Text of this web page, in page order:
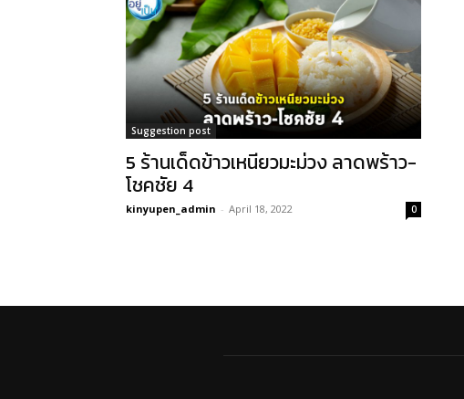
Suggestion post
5 ร้านเด็ดข้าวเหนียวมะม่วง ลาดพร้าว-
โชคชัย 4
kinyupen_admin - April 18, 2022 0